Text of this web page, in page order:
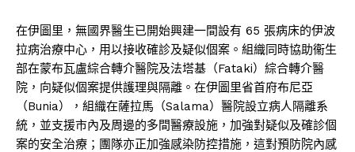
在伊圖里，無國界醫生已開始興建一間設有 65 張病床的伊波
拉病治療中心，用以接收確診及疑似個案。組織同時協助衞生
部在蒙布瓦盧綜合轉介醫院及法塔基（Fataki）綜合轉介醫
院，向疑似個案提供護理與隔離。在伊圖里省首府布尼亞
（Bunia），組織在薩拉馬（Salama）醫院設立病人隔離系
統，並支援市內及周邊的多間醫療設施，加強對疑似及確診個
案的安全治療；團隊亦正加強感染防控措施，這對預防院內感